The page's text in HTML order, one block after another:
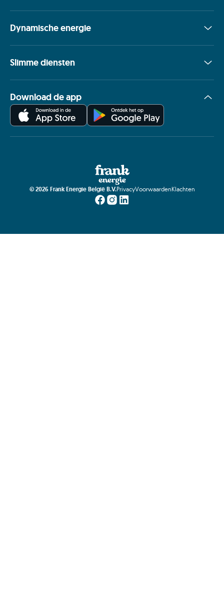
Dynamische energie
Slimme diensten
Download de app
©2026 Frank Energie België B.V.PrivacyVoorwaardenKlachten